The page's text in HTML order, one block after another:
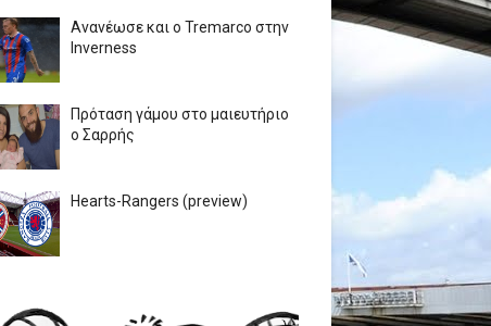
Ανανέωσε και ο Tremarco στην
Inverness
Πρόταση γάμου στο μαιευτήριο
ο Σαρρής
Hearts-Rangers (preview)